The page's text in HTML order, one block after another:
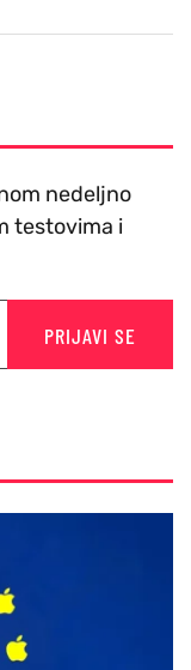
nedeljno
testovima i
PRIJAVI SE